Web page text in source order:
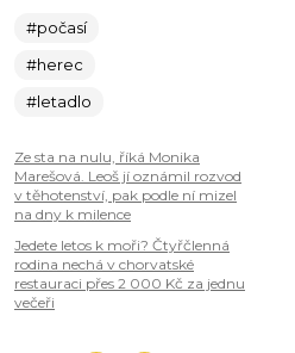
#počasí
#herec
#letadlo
Ze sta na nulu, říká Monika
Marešová. Leoš jí oznámil rozvod
v těhotenství, pak podle ní mizel
na dny k milence
Jedete letos k moři? Čtyřčlenná
rodina nechá v chorvatské
restauraci přes 2 000 Kč za jednu
večeři